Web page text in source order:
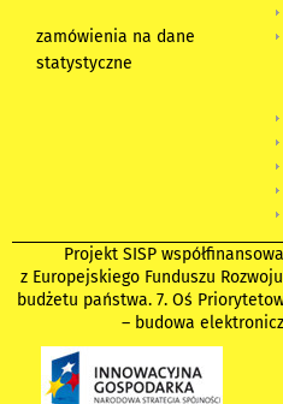
zamówienia na dane
statystyczne
Projekt SISP
z Europejskiego Funduszu
budżetu państwa. 7. Oś
– budowa